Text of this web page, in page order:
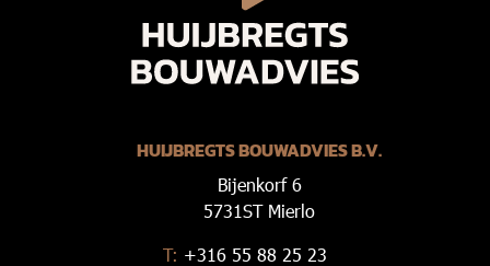
HUIJBREGTS BOUWADVIES B.V.
Bijenkorf 6
5731ST Mierlo
T: +316 55 88 25 23